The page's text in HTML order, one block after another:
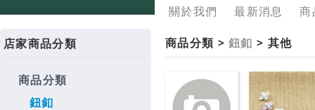
關於我們 最新消息 商
店家商品分類
商品分類
鈕釦
商品分類 >鈕釦 > 其他